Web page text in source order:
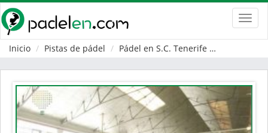
Inicio
Pistas de pádel Pádel en S.C. Tenerife